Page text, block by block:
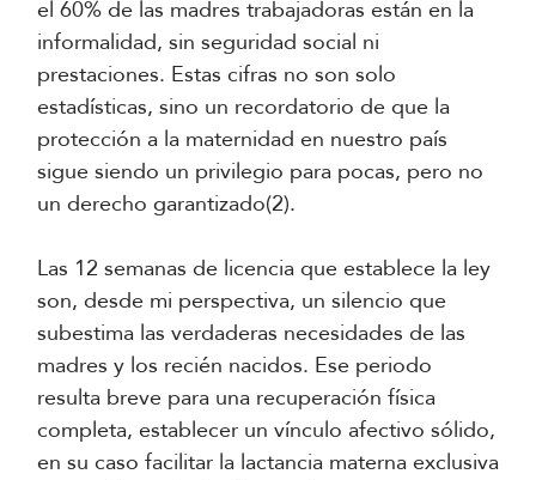
el 60% de las madres trabajadoras están en la
informalidad, sin seguridad social ni
prestaciones. Estas cifras no son solo
estadísticas, sino un recordatorio de que la
protección a la maternidad en nuestro país
sigue siendo un privilegio para pocas, pero no
un derecho garantizado(2).
Las 12 semanas de licencia que establece la ley
son, desde mi perspectiva, un silencio que
subestima las verdaderas necesidades de las
madres y los recién nacidos. Ese periodo
resulta breve para una recuperación física
completa, establecer un vínculo afectivo sólido,
en su caso facilitar la lactancia materna exclusiva